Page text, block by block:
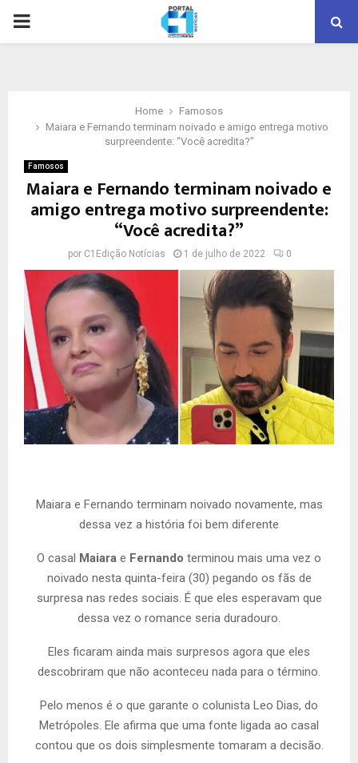
PRIMARY
Home
Famosos
Maiara e Fernando terminam noivado e amigo entrega motivo
surpreendente: “Você acredita?”
Famosos
Maiara e Fernando terminam noivado e
amigo entrega motivo surpreendente:
“Você acredita?”
por C1Edição Notícias 1 de julho de 2022 0
Maiara e Fernando terminam noivado novamente, mas
dessa vez a história foi bem diferente
O casal Maiara e Fernando terminou mais uma vez o
noivado nesta quinta-feira (30) pegando os fãs de
surpresa nas redes sociais. É que eles esperavam que
dessa vez o romance seria duradouro.
Eles ficaram ainda mais surpresos agora que eles
descobriram que não aconteceu nada para o término.
Pelo menos é o que garante o colunista Leo Dias, do
Metrópoles. Ele afirma que uma fonte ligada ao casal
contou que os dois simplesmente tomaram a decisão.